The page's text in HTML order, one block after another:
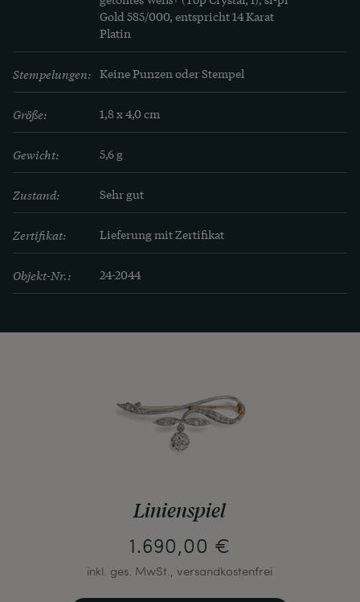
Gold 585/000, entspricht 14 Karat
Platin
Stempelungen: Keine Punzen oder Stempel
Größe: 1,8 x 4,0 cm
Gewicht: 5,6 g
Zustand: Sehr gut
Zertifikat: Lieferung mit Zertifikat
Objekt-Nr.: 24-2044
Linienspiel
1.690,00 €
inkl. ges. MwSt., versandkostenfrei